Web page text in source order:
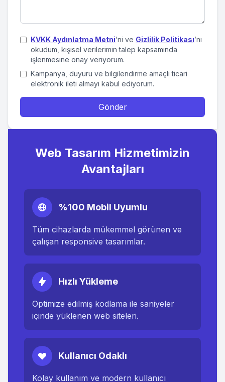
KVKK Aydınlatma Metni’ni ve Gizlilik Politikası’nı
okudum, kişisel verilerimin talep kapsamında
işlenmesine onay veriyorum.
Kampanya, duyuru ve bilgilendirme amaçlı ticari
elektronik ileti almayı kabul ediyorum.
Gönder
Web Tasarım Hizmetimizin
Avantajları
%100 Mobil Uyumlu
Tüm cihazlarda mükemmel görünen ve
çalışan responsive tasarımlar.
Hızlı Yükleme
Optimize edilmiş kodlama ile saniyeler
içinde yüklenen web siteleri.
Kullanıcı Odaklı
Kolay kullanım ve modern kullanıcı